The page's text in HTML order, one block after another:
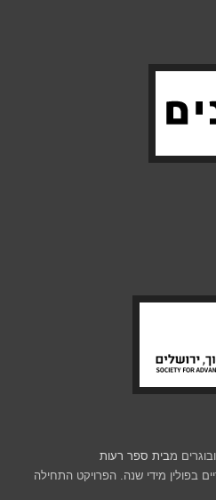
מבית ספר רעות
בפולין מידי שנה. הפרויקט התחילה